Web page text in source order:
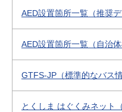
AED設置箇所一覧（推奨デ
AED設置箇所一覧（自治
GTFS-JP（標準的なバス
とくしま はぐくみネット